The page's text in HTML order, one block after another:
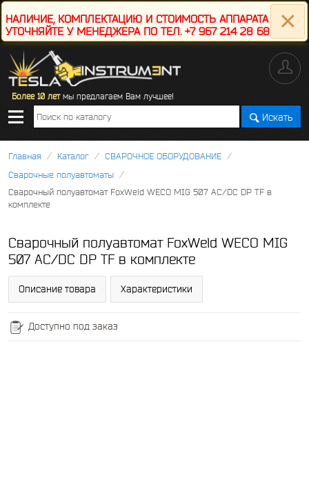
×
НАЛИЧИЕ, КОМПЛЕКТАЦИЮ И СТОИМОСТЬ АППАРАТА
УТОЧНЯЙТЕ У МЕНЕДЖЕРА ПО ТЕЛ. +7 967 214 28 68
Более 10 летмы предлагаем Вам лучшее!
Искать
Главная / Каталог / СВАРОЧНОЕ ОБОРУДОВАНИЕ /
Сварочные полуавтоматы /
Сварочный полуавтомат FoxWeld WECO MIG 507 AC/DC DP TF в
комплекте
Сварочный полуавтомат FoxWeld WECO MIG
507 AC/DC DP TF в комплекте
Описание товара Характеристики
Доступно под заказ